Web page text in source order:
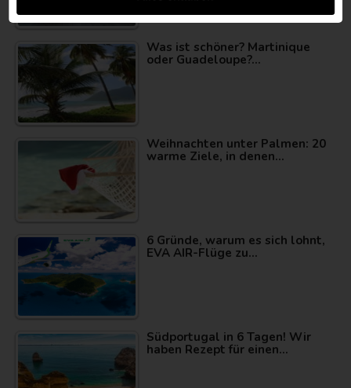
Was ist schöner? Martinique
oder Guadeloupe?…
Weihnachten unter Palmen: 20
warme Ziele, in denen…
6 Gründe, warum es sich lohnt,
EVA AIR-Flüge zu…
Südportugal in 6 Tagen! Wir
haben Rezept für einen…